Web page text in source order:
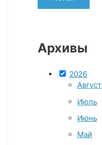
Архивы
2026
Август
Июль
Июнь
Май